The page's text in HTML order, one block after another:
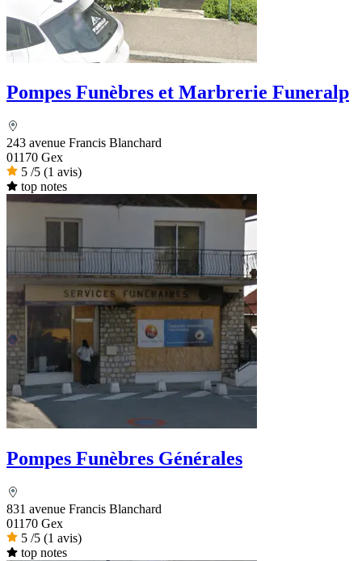
Pompes Funèbres et Marbrerie Funeralp
243 avenue Francis Blanchard
01170 Gex
5 /5 (1 avis)
top notes
Pompes Funèbres Générales
831 avenue Francis Blanchard
01170 Gex
5 /5 (1 avis)
top notes